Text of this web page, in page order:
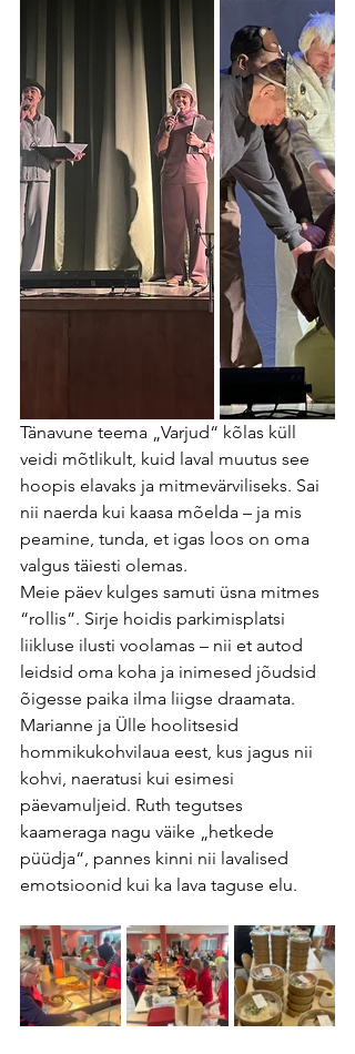
Tänavune teema „Varjud“ kõlas küll
veidi mõtlikult, kuid laval muutus see
hoopis elavaks ja mitmevärviliseks. Sai
nii naerda kui kaasa mõelda – ja mis
peamine, tunda, et igas loos on oma
valgus täiesti olemas.
Meie päev kulges samuti üsna mitmes
“rollis”. Sirje hoidis parkimisplatsi
liikluse ilusti voolamas – nii et autod
leidsid oma koha ja inimesed jõudsid
õigesse paika ilma liigse draamata.
Marianne ja Ülle hoolitsesid
hommikukohvilaua eest, kus jagus nii
kohvi, naeratusi kui esimesi
päevamuljeid. Ruth tegutses
kaameraga nagu väike „hetkede
püüdja“, pannes kinni nii lavalised
emotsioonid kui ka lava taguse elu.